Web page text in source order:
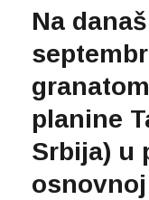
Na
planine
Srbija) u